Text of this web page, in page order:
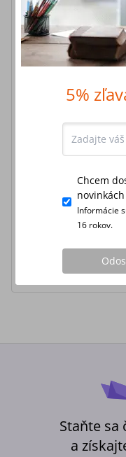
Top 78
Sada: Panna
rozväzovačka
15% zľavou
Skladom
Najnižšia cena za posledných
dní pred zľavou: 16,75 €
Staňte sa
a
5%
Chcem
Informácie
16 rokov.